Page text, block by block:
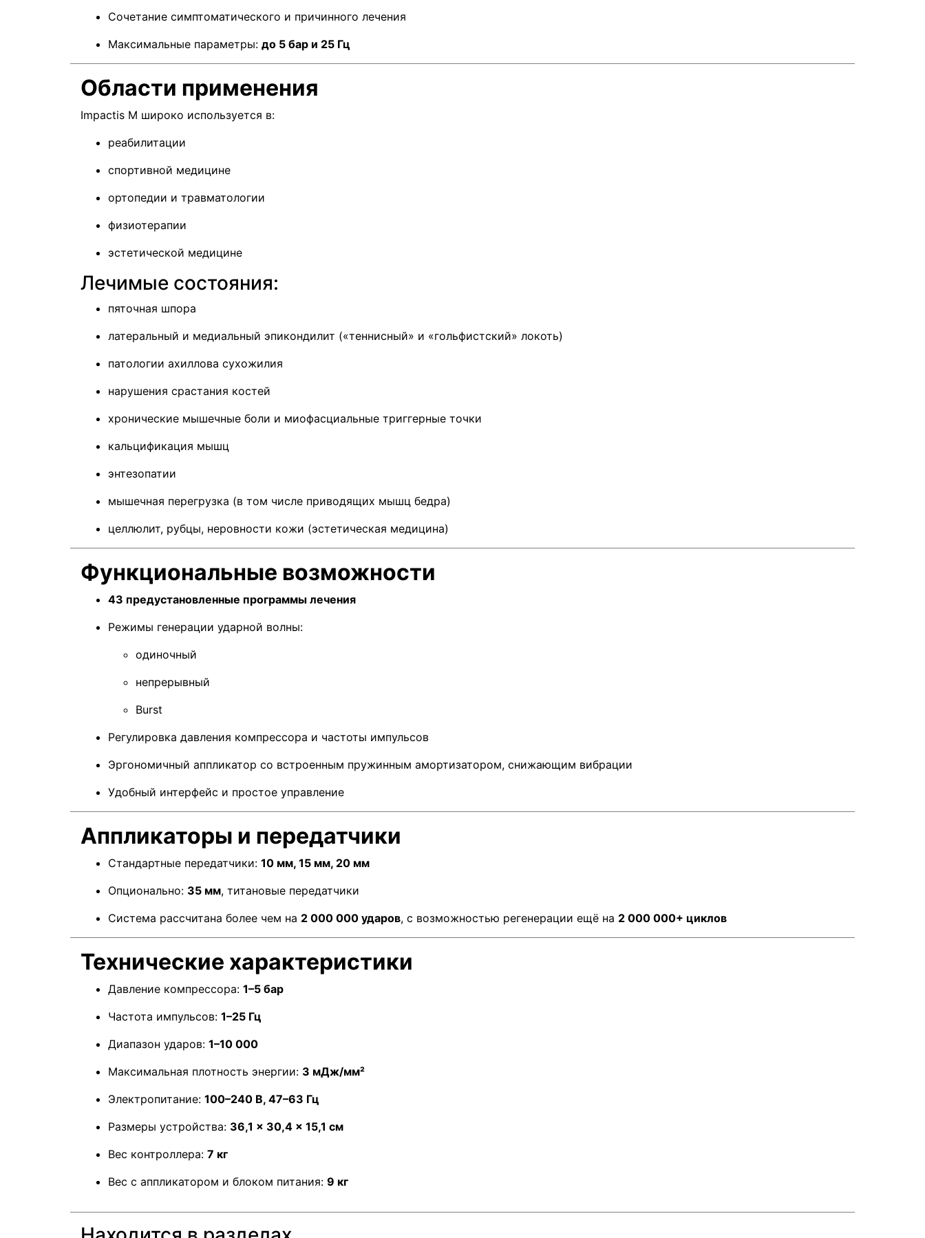
Сочетание симптоматического и причинного лечения
Максимальные параметры: до 5 бар и 25 Гц
Области применения
Impactis M широко используется в:
реабилитации
спортивной медицине
ортопедии и травматологии
физиотерапии
эстетической медицине
Лечимые состояния:
пяточная шпора
латеральный и медиальный эпикондилит («теннисный» и «гольфистский» локоть)
патологии ахиллова сухожилия
нарушения срастания костей
хронические мышечные боли и миофасциальные триггерные точки
кальцификация мышц
энтезопатии
мышечная перегрузка (в том числе приводящих мышц бедра)
целлюлит, рубцы, неровности кожи (эстетическая медицина)
Функциональные возможности
43 предустановленные программы лечения
Режимы генерации ударной волны:
одиночный
непрерывный
Burst
Регулировка давления компрессора и частоты импульсов
Эргономичный аппликатор со встроенным пружинным амортизатором, снижающим вибрации
Удобный интерфейс и простое управление
Аппликаторы и передатчики
Стандартные передатчики: 10 мм, 15 мм, 20 мм
Опционально: 35 мм, титановые передатчики
Система рассчитана более чем на 2 000 000 ударов, с возможностью регенерации ещё на 2 000 000+ циклов
Технические характеристики
Давление компрессора: 1–5 бар
Частота импульсов: 1–25 Гц
Диапазон ударов: 1–10 000
Максимальная плотность энергии: 3 мДж/мм²
Электропитание: 100–240 В, 47–63 Гц
Размеры устройства: 36,1 × 30,4 × 15,1 см
Вес контроллера: 7 кг
Вес с аппликатором и блоком питания: 9 кг